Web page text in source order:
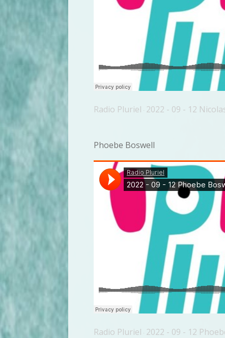
Radio Pluriel · 2022 - 09 - 12
Phoebe Boswell
Radio Pluriel · 2022 - 09 - 12